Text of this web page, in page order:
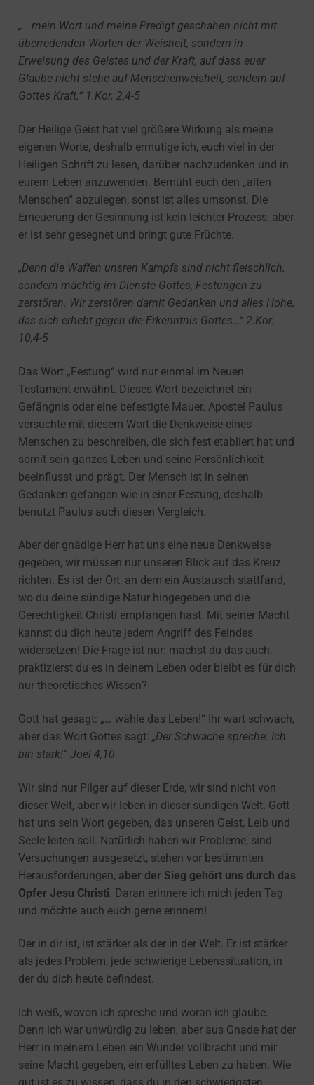
„… mein Wort und meine Predigt geschahen nicht mit
überredenden Worten der Weisheit, sondern in
Erweisung des Geistes und der Kraft, auf dass euer
Glaube nicht stehe auf Menschenweisheit, sondern auf
Gottes Kraft.“ 1.Kor. 2,4-5
Der Heilige Geist hat viel größere Wirkung als meine
eigenen Worte, deshalb ermutige ich, euch viel in der
Heiligen Schrift zu lesen, darüber nachzudenken und in
eurem Leben anzuwenden. Bemüht euch den „alten
Menschen“ abzulegen, sonst ist alles umsonst. Die
Erneuerung der Gesinnung ist kein leichter Prozess, aber
er ist sehr gesegnet und bringt gute Früchte.
„Denn die Waffen unsren Kampfs sind nicht fleischlich,
sondern mächtig im Dienste Gottes, Festungen zu
zerstören. Wir zerstören damit Gedanken und alles Hohe,
das sich erhebt gegen die Erkenntnis Gottes…“ 2.Kor.
10,4-5
Das Wort „Festung“ wird nur einmal im Neuen
Testament erwähnt. Dieses Wort bezeichnet ein
Gefängnis oder eine befestigte Mauer. Apostel Paulus
versuchte mit diesem Wort die Denkweise eines
Menschen zu beschreiben, die sich fest etabliert hat und
somit sein ganzes Leben und seine Persönlichkeit
beeinflusst und prägt. Der Mensch ist in seinen
Gedanken gefangen wie in einer Festung, deshalb
benutzt Paulus auch diesen Vergleich.
Aber der gnädige Herr hat uns eine neue Denkweise
gegeben, wir müssen nur unseren Blick auf das Kreuz
richten. Es ist der Ort, an dem ein Austausch stattfand,
wo du deine sündige Natur hingegeben und die
Gerechtigkeit Christi empfangen hast. Mit seiner Macht
kannst du dich heute jedem Angriff des Feindes
widersetzen! Die Frage ist nur: machst du das auch,
praktizierst du es in deinem Leben oder bleibt es für dich
nur theoretisches Wissen?
Gott hat gesagt: „… wähle das Leben!“ Ihr wart schwach,
aber das Wort Gottes sagt: „Der Schwache spreche: Ich
bin stark!“ Joel 4,10
Wir sind nur Pilger auf dieser Erde, wir sind nicht von
dieser Welt, aber wir leben in dieser sündigen Welt. Gott
hat uns sein Wort gegeben, das unseren Geist, Leib und
Seele leiten soll. Natürlich haben wir Probleme, sind
Versuchungen ausgesetzt, stehen vor bestimmten
Herausforderungen, aber der Sieg gehört uns durch das
Opfer Jesu Christi . Daran erinnere ich mich jeden Tag
und möchte auch euch gerne erinnern!
Der in dir ist, ist stärker als der in der Welt. Er ist stärker
als jedes Problem, jede schwierige Lebenssituation, in
der du dich heute befindest.
Ich weiß, wovon ich spreche und woran ich glaube.
Denn ich war unwürdig zu leben, aber aus Gnade hat der
Herr in meinem Leben ein Wunder vollbracht und mir
seine Macht gegeben, ein erfülltes Leben zu haben. Wie